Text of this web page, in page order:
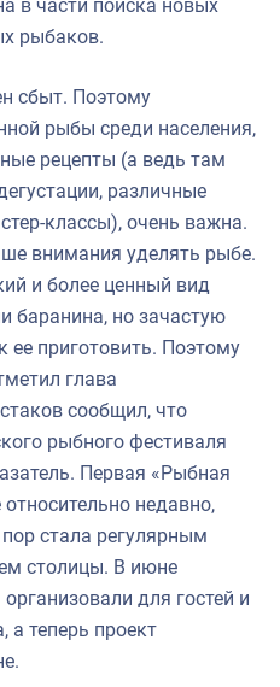
в части поиска новых
рыбаков.
сбыт. Поэтому
рыбы среди населения,
рецепты (а ведь там
различные
классы), очень важна.
внимания уделять рыбе.
и более ценный вид
баранина, но зачастую
ее приготовить. Поэтому
глава
сообщил, что
рыбного фестиваля
Первая «Рыбная
недавно,
пор стала регулярным
столицы. В июне
для гостей и
а теперь проект